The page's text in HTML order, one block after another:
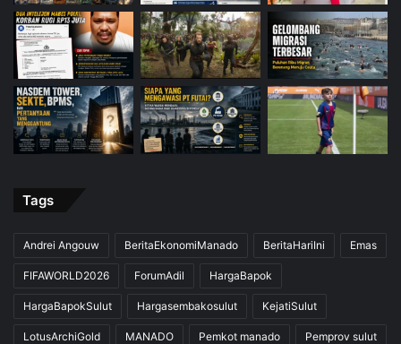
Tags
Andrei Angouw BeritaEkonomiManado BeritaHariIni Emas
FIFAWORLD2026 ForumAdil HargaBapok
HargaBapokSulut Hargasembakosulut KejatiSulut
LotusArchiGold MANADO Pemkot manado Pemprov sulut